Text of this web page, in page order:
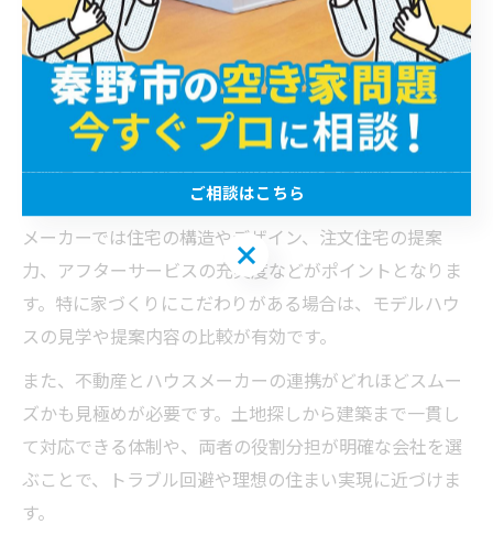
す。不動産会社は土地や建物の情報提供や取引の専門家
であり、ハウスメーカーは住宅の設計や建築プランの提
案に特化しています。この違いを理解することで、どち
らに相談すべきか明確になります。
不動産会社を選ぶ際は、土地の立地や資産価値、現地調
査の丁寧さ、相談時の対応力が重要です。一方、ハウス
メーカーでは住宅の構造やデザイン、注文住宅の提案
力、アフターサービスの充実度などがポイントとなりま
す。特に家づくりにこだわりがある場合は、モデルハウ
スの見学や提案内容の比較が有効です。
また、不動産とハウスメーカーの連携がどれほどスムー
ズかも見極めが必要です。土地探しから建築まで一貫し
て対応できる体制や、両者の役割分担が明確な会社を選
ぶことで、トラブル回避や理想の住まい実現に近づけま
す。
ご相談はこちら
ご相談はこちら